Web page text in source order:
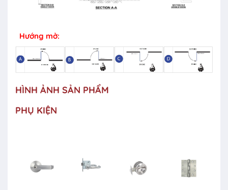
Hướng mở:
HÌNH ẢNH SẢN PHẨM
PHỤ KIỆN